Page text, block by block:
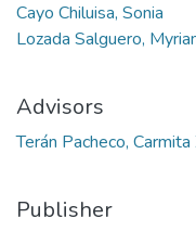
Cayo Chiluisa, Sonia
Lozada Salguero,
Advisors
Terán Pacheco, Carmita
Publisher